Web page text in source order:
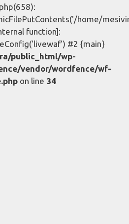
home/
function]:
#2 {main}
public_html/wp-
vendor/wordfence/wf-
on line 34